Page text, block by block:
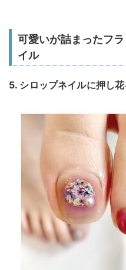
可愛いが詰まったフ
イル
5. シロップネイルに押し